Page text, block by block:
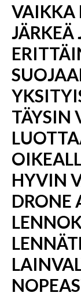
VAIKKA
JÄRKEÄ
TÄYSIN
HYVIN
DRONE